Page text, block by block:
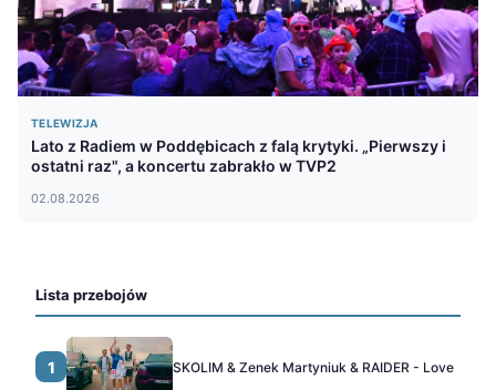
TELEWIZJA
Lato z Radiem w Poddębicach z falą krytyki. „Pierwszy i
ostatni raz", a koncertu zabrakło w TVP2
02.08.2026
Lista przebojów
1 SKOLIM & Zenek Martyniuk & RAIDER - Love